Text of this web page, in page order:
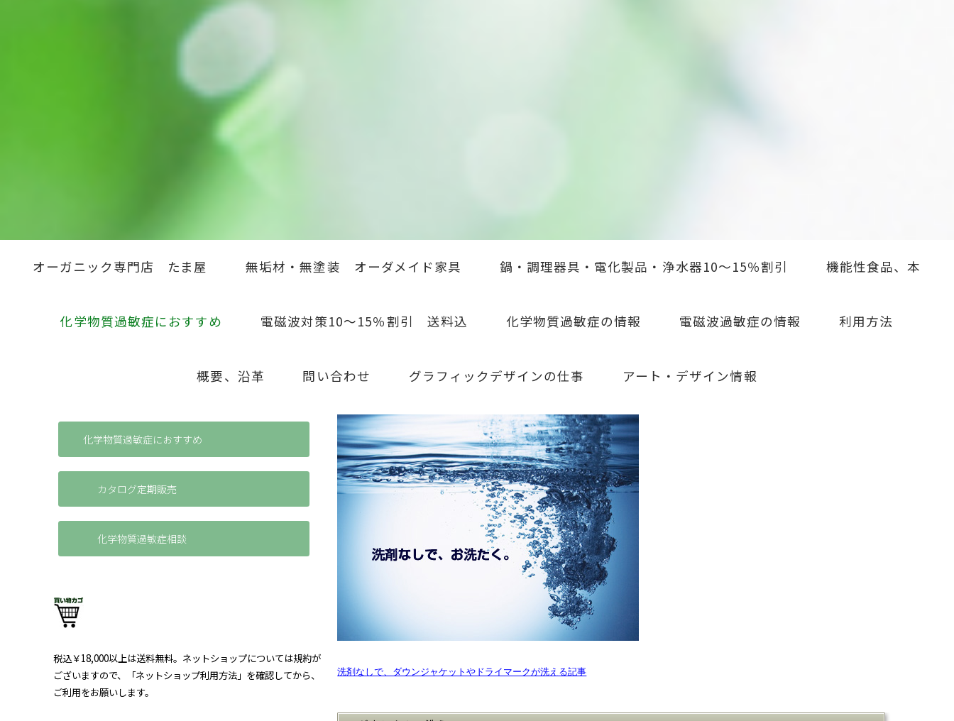
オーガニック専門店 たま屋 無垢材・無塗装 オーダメイド家具 鍋・調理器具・電化製品・浄水器10～15％割引 機能性食品、本
化学物質過敏症におすすめ 電磁波対策10～15％割引 送料込 化学物質過敏症の情報 電磁波過敏症の情報 利用方法
概要、沿革 問い合わせ グラフィックデザインの仕事 アート・デザイン情報
化学物質過敏症におすすめ
カタログ定期販売
化学物質過敏症相談
税込￥18,000以上は送料無料。ネットショップについては規約が
ございますので、「ネットショップ利用方法」を確認してから、
ご利用をお願いします。
洗剤なしで、ダウンジャケットやドライマークが洗える記事